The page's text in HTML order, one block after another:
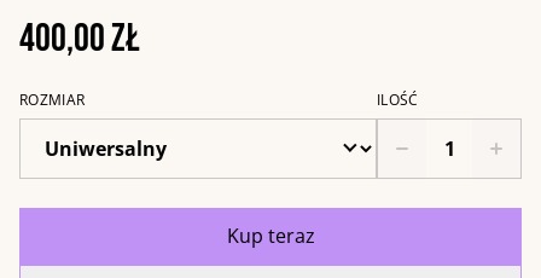
400,00 zł
ROZMIAR ILOŚĆ
Kup teraz